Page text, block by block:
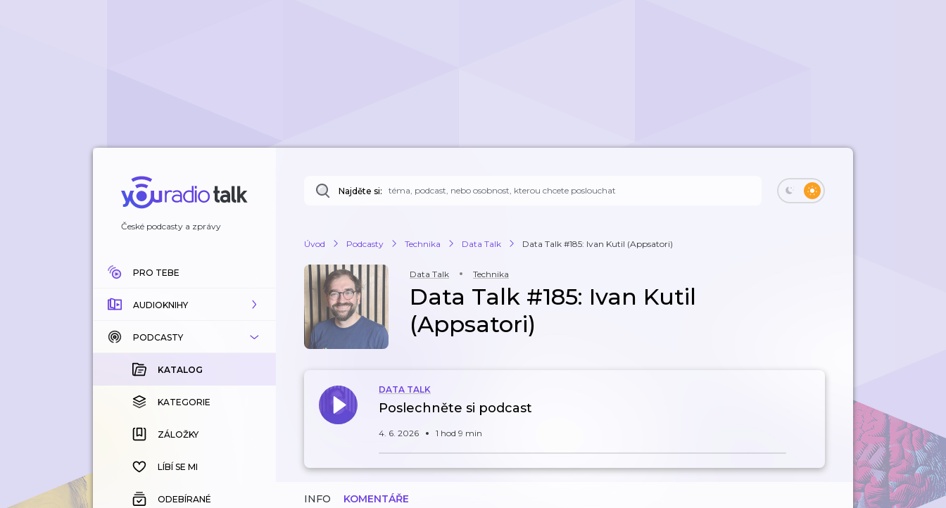
České podcasty a zprávy
PRO TEBE
AUDIOKNIHY
KATALOG
KOUPENÉ
KATEGORIE
ZÁLOŽKY
HISTORIE
PODCASTY
KATALOG
KATEGORIE
ZÁLOŽKY
LÍBÍ SE MI
ODEBÍRANÉ
Najděte si:
Úvod Podcasty Technika Data Talk Data Talk #185: Ivan Kutil (Appsatori)
Data Talk Technika
Data Talk #185: Ivan Kutil
(Appsatori)
DATA TALK
Poslechněte si podcast
4. 6. 2026 1 hod 9 min
INFO KOMENTÁŘE